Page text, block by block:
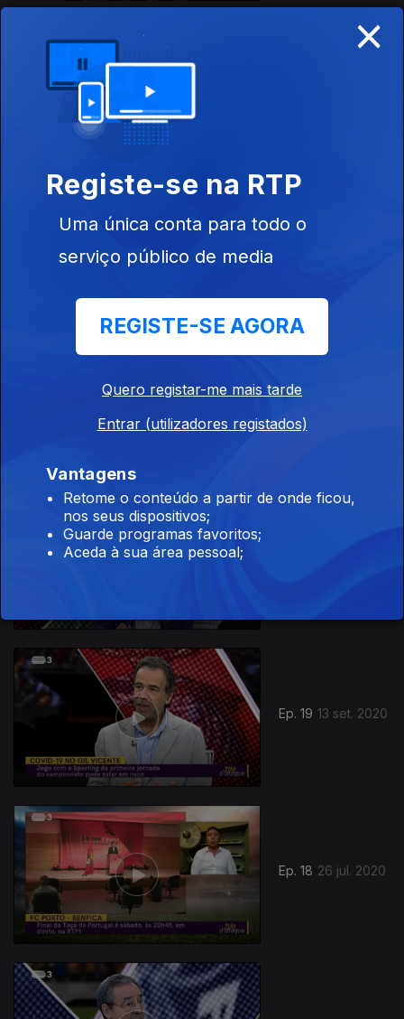
Ep. 22
Ep. 21
27 set. 2020
Ep. 19 13 set. 2020
Ep. 18 26 jul. 2020
×
Registe-se na RTP
Uma única conta para todo o
serviço público de media
REGISTE-SE AGORA
Quero registar-me mais tarde
Entrar (utilizadores registados)
Vantagens
Retome o conteúdo a partir de onde ficou,
nos seus dispositivos;
Guarde programas favoritos;
Aceda à sua área pessoal;